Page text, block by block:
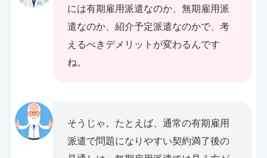
には有期雇用派遣なのか、無期雇用派
遣なのか、紹介予定派遣なのかで、考
えるべきデメリットが変わるんです
ね。
そうじゃ。たとえば、通常の有期雇用
派遣で問題になりやすい契約満了後の